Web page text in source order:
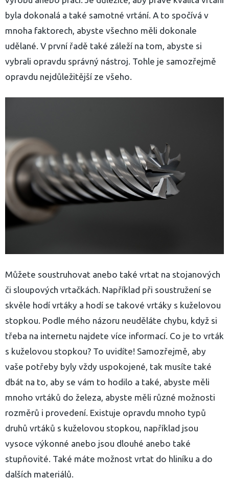
byla dokonalá a také samotné vrtání. A to spočívá v
mnoha faktorech, abyste všechno měli dokonale
udělané. V první řadě také záleží na tom, abyste si
vybrali opravdu správný nástroj. Tohle je samozřejmě
opravdu nejdůležitější ze všeho.
Můžete soustruhovat anebo také vrtat na stojanových
či sloupových vrtačkách. Například při soustružení se
skvěle hodí vrtáky a hodí se takové vrtáky s kuželovou
stopkou. Podle mého názoru neuděláte chybu, když si
třeba na internetu najdete více informací. Co je to vrták
s kuželovou stopkou? To uvidíte! Samozřejmě, aby
vaše potřeby byly vždy uspokojené, tak musíte také
dbát na to, aby se vám to hodilo a také, abyste měli
mnoho vrtáků do železa, abyste měli různé možnosti
rozměrů i provedení. Existuje opravdu mnoho typů
druhů vrtáků s kuželovou stopkou, například jsou
vysoce výkonné anebo jsou dlouhé anebo také
stupňovité. Také máte možnost vrtat do hliníku a do
dalších materiálů.